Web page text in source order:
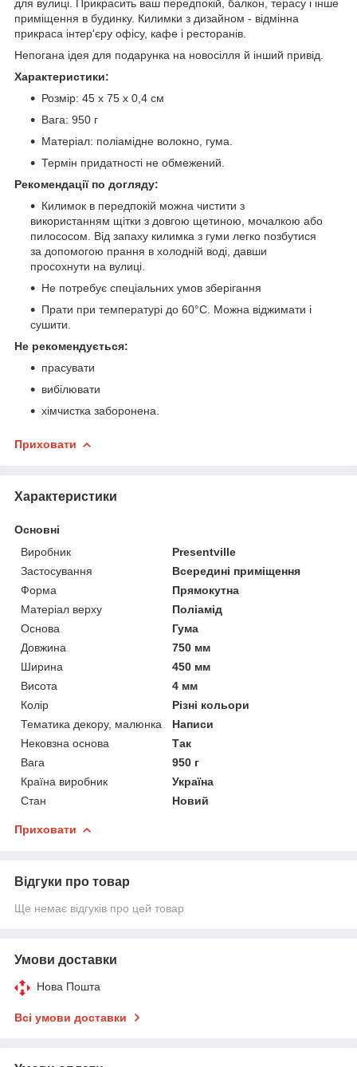
для вулиці. Прикрасить ваш передпокій, балкон, терасу і інше
приміщення в будинку. Килимки з дизайном - відмінна
прикраса інтер'єру офісу, кафе і ресторанів.
Непогана ідея для подарунка на новосілля й інший привід.
Характеристики:
Розмір: 45 х 75 х 0,4 см
Вага: 950 г
Матеріал: поліамідне волокно, гума.
Термін придатності не обмежений.
Рекомендації по догляду:
Килимок в передпокій можна чистити з
використанням щітки з довгою щетиною, мочалкою або
пилососом. Від запаху килимка з гуми легко позбутися
за допомогою прання в холодній воді, давши
просохнути на вулиці.
Не потребує спеціальних умов зберігання
Прати при температурі до 60°С. Можна віджимати і
сушити.
Не рекомендується:
прасувати
вибілювати
хімчистка заборонена.
Приховати
Характеристики
Основні
Виробник
Presentville
Застосування
Всередині приміщення
Форма
Прямокутна
Матеріал верху
Поліамід
Основа
Гума
Довжина
750 мм
Ширина
450 мм
Висота
4 мм
Колір
Різні кольори
Тематика декору, малюнка
Написи
Нековзна основа
Так
Вага
950 г
Країна виробник
Україна
Стан
Новий
Приховати
Відгуки про товар
Ще немає відгуків про цей товар
Умови доставки
Нова Пошта
Всі умови доставки